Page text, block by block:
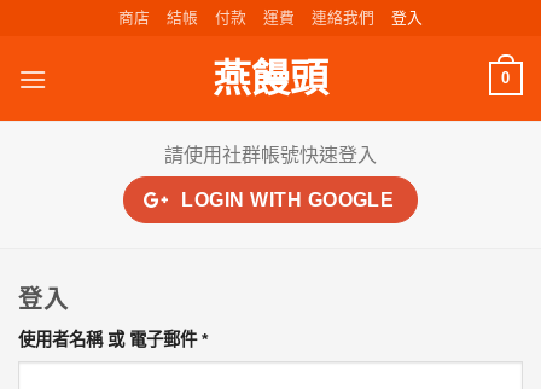
content
商店 結帳 付款 運費 連絡我們 登入
燕饅頭 0
請使用社群帳號快速登入
LOGIN WITH GOOGLE
登入
使用者名稱 或 電子郵件*必
填